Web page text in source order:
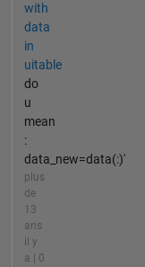
with
data
in
uitable
do
u
mean
:
data_new=data(:)'
plus
de
13
ans
il y
a | 0